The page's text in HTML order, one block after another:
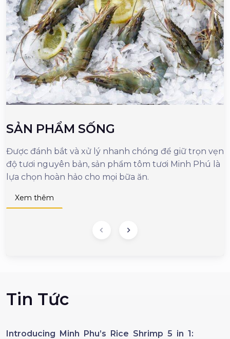
SẢN PHẨM SỐNG
Được đánh bắt và xử lý nhanh chóng để giữ trọn vẹn
độ tươi nguyên bản, sản phẩm tôm tươi Minh Phú là
lựa chọn hoàn hảo cho mọi bữa ăn.
Xem thêm
Tin Tức
Introducing Minh Phu’s Rice Shrimp 5 in 1: